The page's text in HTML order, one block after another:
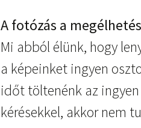
A fotózás a
Mi abból élünk, hogy
a képeinket ingyen
időt töltenénk az
kérésekkel, akkor nem